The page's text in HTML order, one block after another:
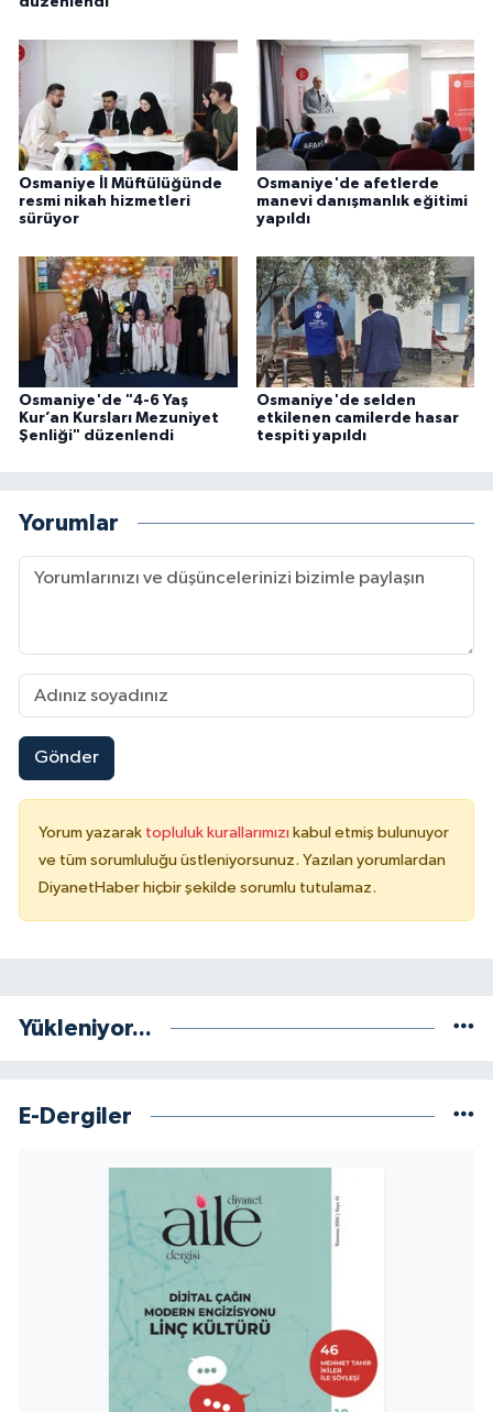
Osmaniye İl Müftülüğünde
resmi nikah hizmetleri
sürüyor
Osmaniye'de afetlerde
manevi danışmanlık eğitimi
yapıldı
Osmaniye'de "4-6 Yaş
Kur’an Kursları Mezuniyet
Şenliği" düzenlendi
Osmaniye'de selden
etkilenen camilerde hasar
tespiti yapıldı
Yorumlar
Gönder
Yorum yazarak topluluk kurallarımızı kabul etmiş bulunuyor
ve tüm sorumluluğu üstleniyorsunuz. Yazılan yorumlardan
DiyanetHaber hiçbir şekilde sorumlu tutulamaz.
Yükleniyor...
E-Dergiler
Kars Müftülüğü
Kastamonu Müftülüğü
Kayseri Müftülüğü
Kilis Müftülüğü
Kırıkkale Müftülüğü
Kırklareli Müftülüğü
Kırşehir Müftülüğü
Konya Müftülüğü
Manisa Müftülüğü
Mardin Müftülüğü
Muğla Müftülüğü
Niğde Müftülüğü
Rize Müftülüğü
Sakarya Müftülüğü
Samsun Müftülüğü
Siirt Müftülüğü